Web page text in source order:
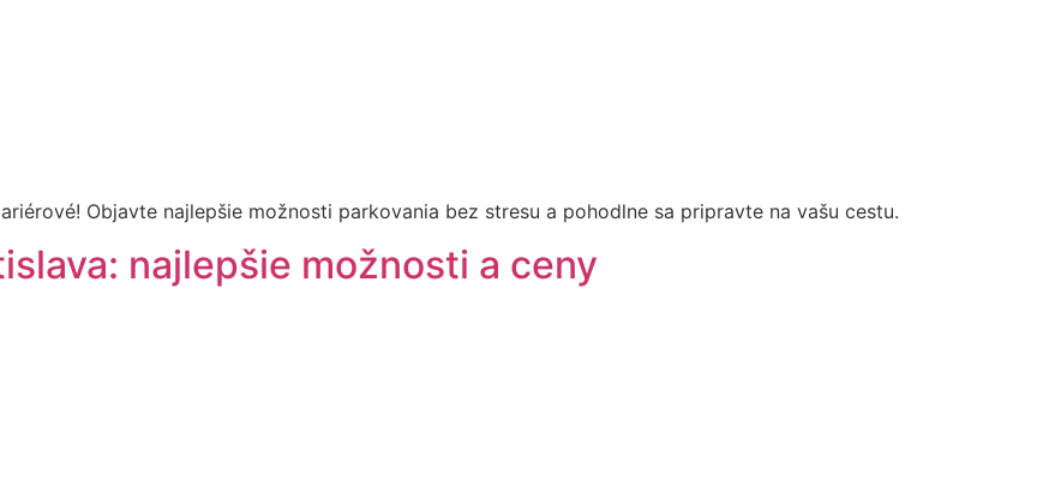
Objavte najlepšie možnosti parkovania bez stresu a pohodlne sa pripravte na vašu cestu.
najlepšie možnosti a ceny